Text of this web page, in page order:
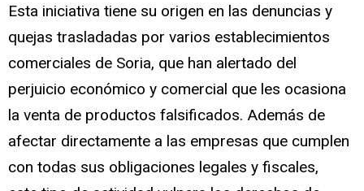
Esta iniciativa tiene su origen en las denuncias y
quejas trasladadas por varios establecimientos
comerciales de Soria, que han alertado del
perjuicio económico y comercial que les ocasiona
la venta de productos falsificados. Además de
afectar directamente a las empresas que cumplen
con todas sus obligaciones legales y fiscales,